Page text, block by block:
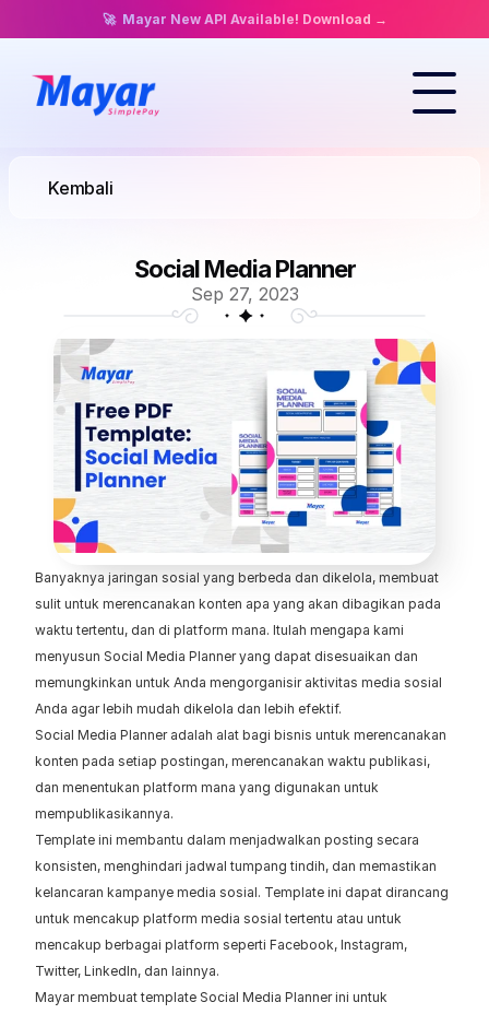
🚀  Mayar New API Available! Download →
Kembali
Social Media Planner
Sep 27, 2023
Banyaknya jaringan sosial yang berbeda dan dikelola, membuat
sulit untuk merencanakan konten apa yang akan dibagikan pada
waktu tertentu, dan di platform mana. Itulah mengapa kami
menyusun Social Media Planner yang dapat disesuaikan dan
memungkinkan untuk Anda mengorganisir aktivitas media sosial
Anda agar lebih mudah dikelola dan lebih efektif.
Social Media Planner adalah alat bagi bisnis untuk merencanakan
konten pada setiap postingan, merencanakan waktu publikasi,
dan menentukan platform mana yang digunakan untuk
mempublikasikannya.
Template ini membantu dalam menjadwalkan posting secara
konsisten, menghindari jadwal tumpang tindih, dan memastikan
kelancaran kampanye media sosial. Template ini dapat dirancang
untuk mencakup platform media sosial tertentu atau untuk
mencakup berbagai platform seperti Facebook, Instagram,
Twitter, LinkedIn, dan lainnya.
Mayar membuat template Social Media Planner ini untuk